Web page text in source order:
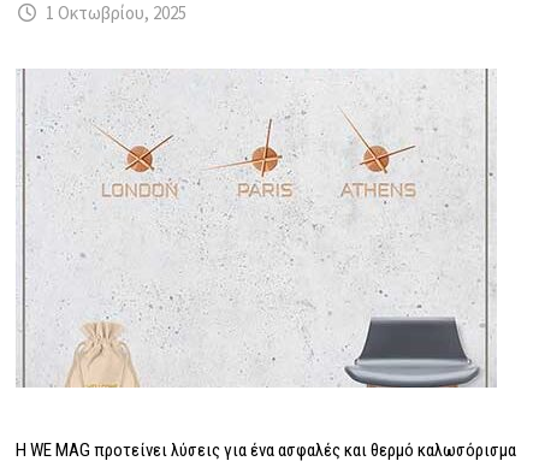
1 Οκτωβρίου, 2025
Η WE MAG προτείνει λύσεις για ένα ασφαλές και θερμό καλωσόρισμα